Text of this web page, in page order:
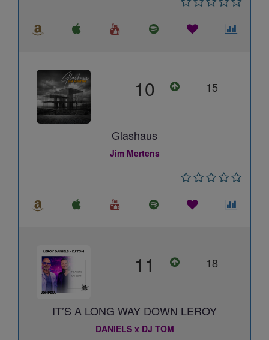
10 15
Glashaus
Jim Mertens
11 18
IT’S A LONG WAY DOWN LEROY
DANIELS x DJ TOM